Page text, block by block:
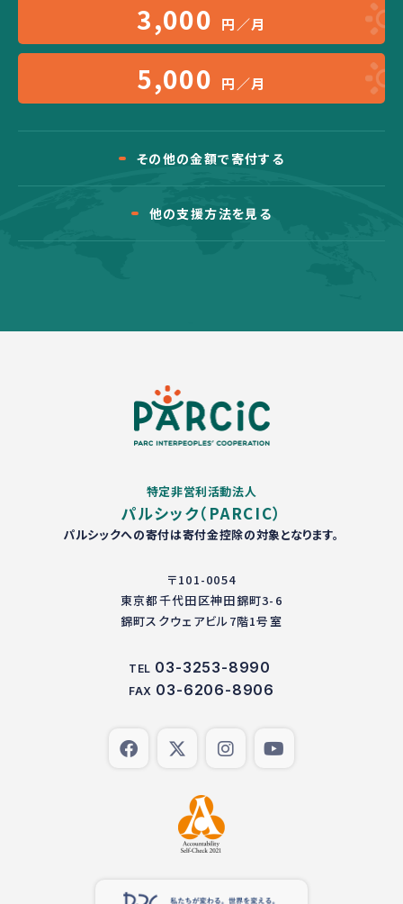
3,000 円／月
5,000 円／月
その他の金額で寄付する
他の支援方法を見る
特定非営利活動法人
パルシック（PARCIC）
パルシックへの寄付は寄付金控除の対象となります。
〒101-0054
東京都千代田区神田錦町3-6
錦町スクウェアビル7階1号室
TEL 03-3253-8990
FAX 03-6206-8906